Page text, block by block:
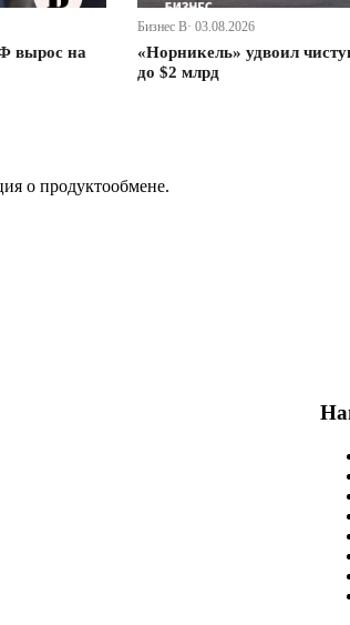
вырос на
Бизнес В· 03.08.2026
«Норникель» удвоил
до $2 млрд
о продуктообмене.